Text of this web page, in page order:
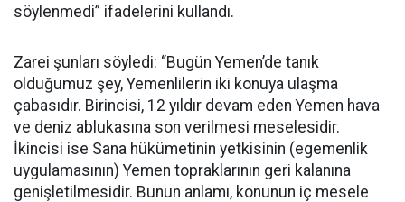
söylenmedi” ifadelerini kullandı.
Zarei şunları söyledi: “Bugün Yemen’de tanık
olduğumuz şey, Yemenlilerin iki konuya ulaşma
çabasıdır. Birincisi, 12 yıldır devam eden Yemen hava
ve deniz ablukasına son verilmesi meselesidir.
İkincisi ise Sana hükümetinin yetkisinin (egemenlik
uygulamasının) Yemen topraklarının geri kalanına
genişletilmesidir. Bunun anlamı, konunun iç mesele